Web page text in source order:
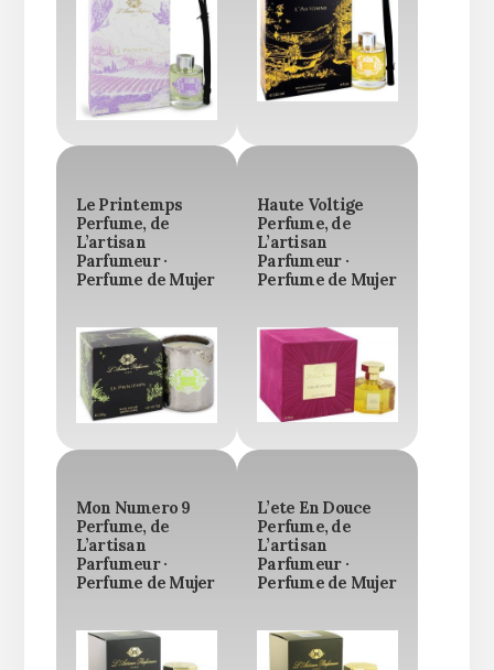
Le Printemps
Perfume, de
L’artisan
Parfumeur ·
Perfume de Mujer
Haute Voltige
Perfume, de
L’artisan
Parfumeur ·
Perfume de Mujer
Mon Numero 9
Perfume, de
L’artisan
Parfumeur ·
Perfume de Mujer
L’ete En Douce
Perfume, de
L’artisan
Parfumeur ·
Perfume de Mujer